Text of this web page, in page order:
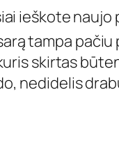
ieškote naujo
tampa
skirtas
nedidelis